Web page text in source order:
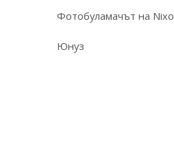
Фотобуламачът на Nixo
Юнуз